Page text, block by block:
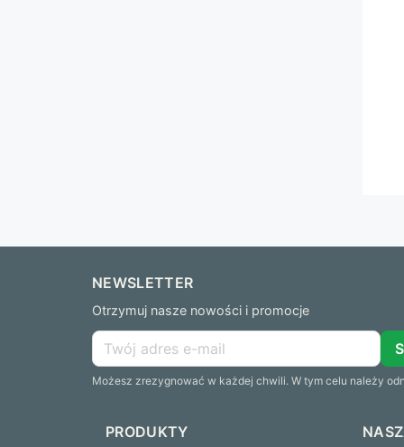
NEWSLETTER
Otrzymuj nasze nowości i promocje
Możesz zrezygnować w każdej chwili. W tym celu należy
PRODUKTY